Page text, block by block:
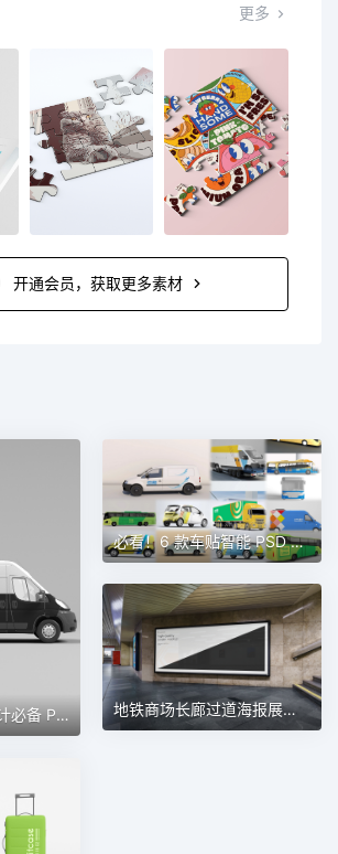
更多
开通会员，获取更多素材
吐血推荐！车类设计必备 PSD 智能贴图样机素材
必看！6 款车贴智能 PSD 样机素材，涵盖公交、巴士、长途车、出租车、大货车
地铁商场长廊过道海报展板展示样机 第96期